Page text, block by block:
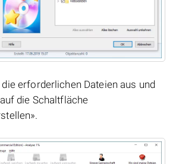
die erforderlichen Dateien aus und
die Schaltfläche